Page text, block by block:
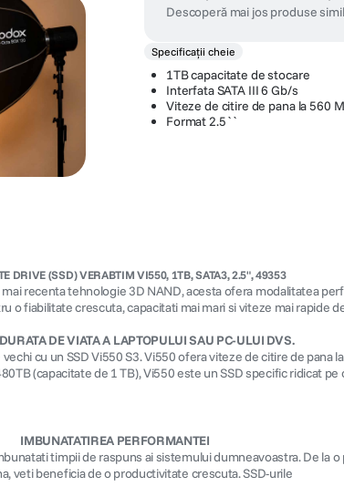
Descoperă mai jos produse
Specificații cheie
1TB capacitate de stocare
Interfata SATA III 6 Gb/s
Viteze de citire de pana la 560
Format 2.5``
DRIVE (SSD) VERABTIM VI550, 1TB, SATA3, 2.5", 49353
recenta tehnologie 3D NAND, acesta ofera modalitatea
o fiabilitate crescuta, capacitati mai mari si viteze mai rapide
DE VIATA A LAPTOPULUI SAU PC-ULUI DVS.
cu un SSD Vi550 S3. Vi550 ofera viteze de citire de pana
(capacitate de 1 TB), Vi550 este un SSD specific ridicat
IMBUNATATIREA PERFORMANTEI
timpii de raspuns ai sistemului dumneavoastra. De la
veti beneficia de o productivitate crescuta. SSD-urile